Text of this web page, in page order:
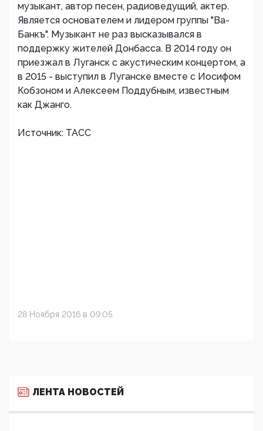
музыкант, автор песен, радиоведущий, актер.
Является основателем и лидером группы "Ва-
Банкъ". Музыкант не раз высказывался в
поддержку жителей Донбасса. В 2014 году он
приезжал в Луганск с акустическим концертом, а
в 2015 - выступил в Луганске вместе с Иосифом
Кобзоном и Алексеем Поддубным, известным
как Джанго.
Источник: ТАСС
28 Ноября 2016 в 09:05
ЛЕНТА НОВОСТЕЙ